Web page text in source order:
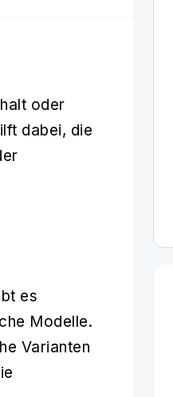
oder
dabei, die
es
Modelle.
Varianten